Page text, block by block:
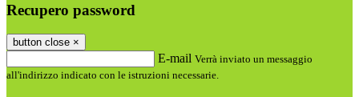
Recupero password
button close ×
E-mail Verrà inviato un messaggio
all'indirizzo indicato con le istruzioni necessarie.